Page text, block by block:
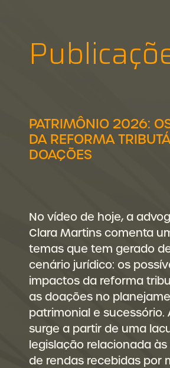
PATRIMÔNIO 2026:
DA REFORMA
DOAÇÕES
No vídeo de hoje, a
Clara Martins comenta
temas que tem gerado
cenário jurídico: os
impactos da reforma
as doações no
patrimonial e sucessório.
surge a partir de uma
legislação relacionada
de rendas recebidas por